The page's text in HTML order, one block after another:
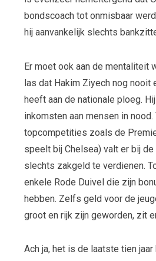
bondscoach tot onmisbaar
hij aanvankelijk slechts
Er moet ook aan de mentaliteit
las dat Hakim Ziyech nog nooit
heeft aan de nationale ploeg.
inkomsten aan mensen in
topcompetities zoals de
speelt bij Chelsea) valt er bij
slechts zakgeld te verdienen.
enkele Rode Duivel die zijn
hebben. Zelfs geld voor de
groot en rijk zijn geworden, zit
Ach ja, het is de laatste tien